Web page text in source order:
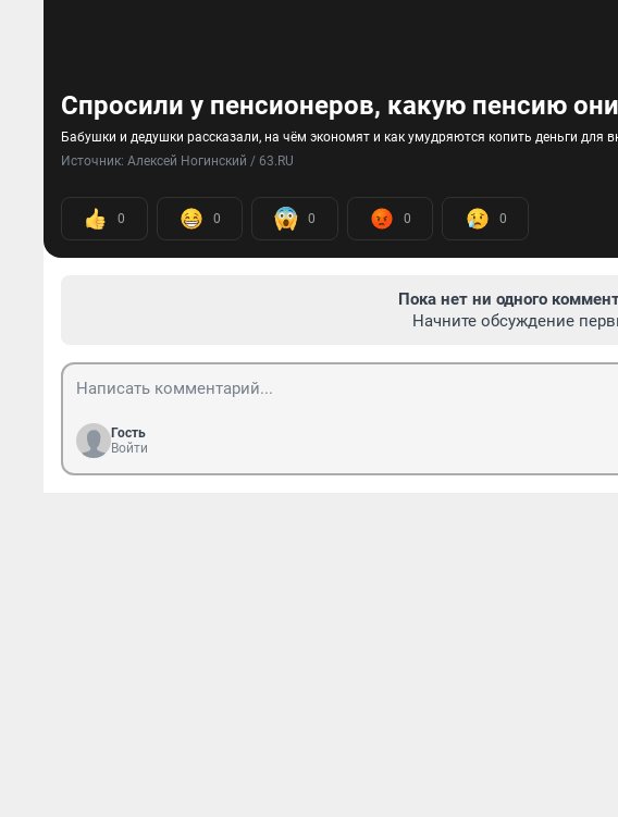
Спросили у пенсионеров, какую пенсию
Бабушки и дедушки рассказали, на чём экономят и как умудряются копить деньги для
Источник: Алексей Ногинский / 63.RU
0 0 0 0 0
Пока нет ни одного
Начните обсуждение
Гость
Войти